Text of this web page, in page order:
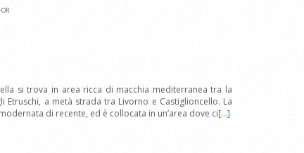
-OR
si trova in area ricca di macchia mediterranea tra la
Etruschi, a metà strada tra Livorno e Castiglioncello. La
di recente, ed è collocata in un’area dove ci[...]